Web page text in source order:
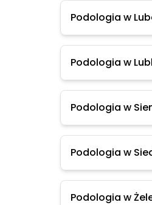
Podologia w
Podologia w
Podologia w
Podologia w
Podologia w